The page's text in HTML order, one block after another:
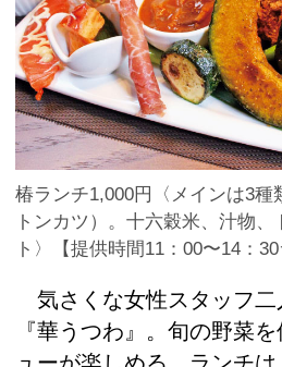
椿ランチ1,000円〈メインは3種
トンカツ）。十六穀米、汁物
ト〉【提供時間11：00〜14：
気さくな女性スタッフ二
『華うつわ』。旬の野菜